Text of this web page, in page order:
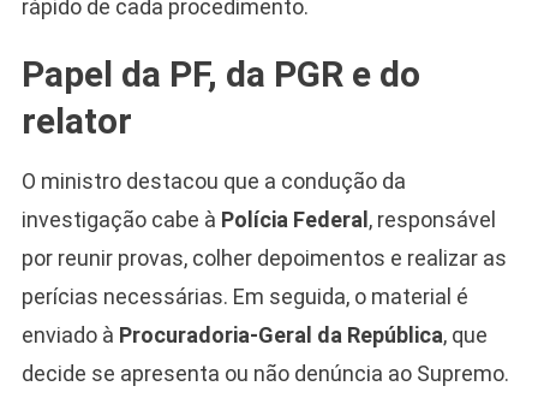
rápido de cada procedimento.
Papel da PF, da PGR e do
relator
O ministro destacou que a condução da
investigação cabe à Polícia Federal, responsável
por reunir provas, colher depoimentos e realizar as
perícias necessárias. Em seguida, o material é
enviado à Procuradoria-Geral da República, que
decide se apresenta ou não denúncia ao Supremo.